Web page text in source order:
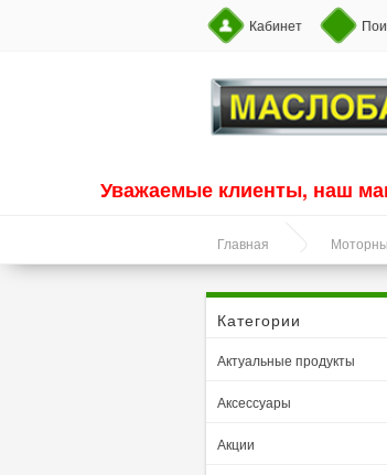
Кабинет
Уважаемые клиенты, наш
Главная
Категории
Актуальные продукты
Аксессуары
Акции